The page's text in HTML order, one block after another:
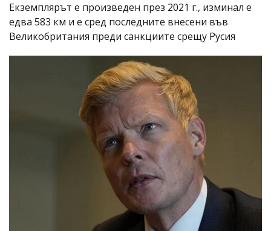
Екземплярът е произведен през 2021 г., изминал е
едва 583 км и е сред последните внесени във
Великобритания преди санкциите срещу Русия